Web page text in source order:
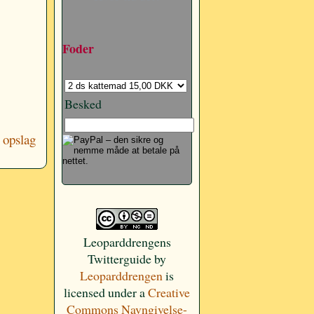
Foder
Besked
Leoparddrengens
Twitterguideby
Leoparddrengenis
licensed under aCreative
Commons Navngivelse-